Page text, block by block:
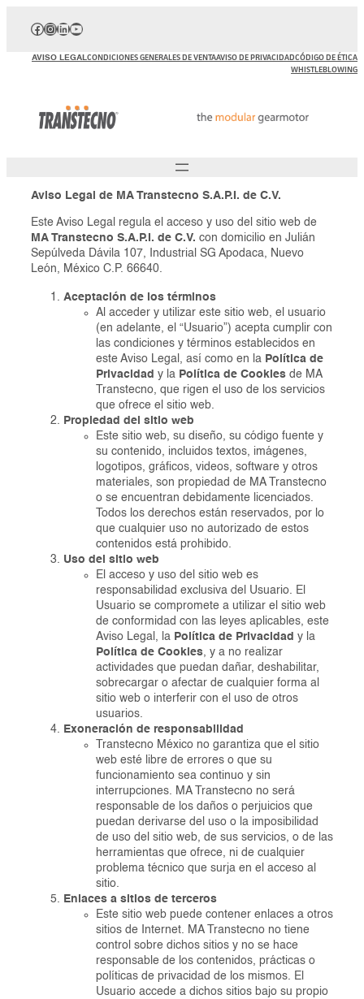
Facebook
Instagram
LinkedIn
YouTube
AVISO LEGALCONDICIONES GENERALES DE VENTAAVISO DE PRIVACIDADCÓDIGO DE ÉTICA
WHISTLEBLOWING
Aviso Legal de MA Transtecno S.A.P.I. de C.V.
Este Aviso Legal regula el acceso y uso del sitio web de
MA Transtecno S.A.P.I. de C.V. con domicilio en Julián
Sepúlveda Dávila 107, Industrial SG Apodaca, Nuevo
León, México C.P. 66640.
Aceptación de los términos
Al acceder y utilizar este sitio web, el usuario
(en adelante, el “Usuario”) acepta cumplir con
las condiciones y términos establecidos en
este Aviso Legal, así como en la Política de
Privacidad y la Política de Cookies de MA
Transtecno, que rigen el uso de los servicios
que ofrece el sitio web.
Propiedad del sitio web
Este sitio web, su diseño, su código fuente y
su contenido, incluidos textos, imágenes,
logotipos, gráficos, videos, software y otros
materiales, son propiedad de MA Transtecno
o se encuentran debidamente licenciados.
Todos los derechos están reservados, por lo
que cualquier uso no autorizado de estos
contenidos está prohibido.
Uso del sitio web
El acceso y uso del sitio web es
responsabilidad exclusiva del Usuario. El
Usuario se compromete a utilizar el sitio web
de conformidad con las leyes aplicables, este
Aviso Legal, la Política de Privacidad y la
Política de Cookies, y a no realizar
actividades que puedan dañar, deshabilitar,
sobrecargar o afectar de cualquier forma al
sitio web o interferir con el uso de otros
usuarios.
Exoneración de responsabilidad
Transtecno México no garantiza que el sitio
web esté libre de errores o que su
funcionamiento sea continuo y sin
interrupciones. MA Transtecno no será
responsable de los daños o perjuicios que
puedan derivarse del uso o la imposibilidad
de uso del sitio web, de sus servicios, o de las
herramientas que ofrece, ni de cualquier
problema técnico que surja en el acceso al
sitio.
Enlaces a sitios de terceros
Este sitio web puede contener enlaces a otros
sitios de Internet. MA Transtecno no tiene
control sobre dichos sitios y no se hace
responsable de los contenidos, prácticas o
políticas de privacidad de los mismos. El
Usuario accede a dichos sitios bajo su propio